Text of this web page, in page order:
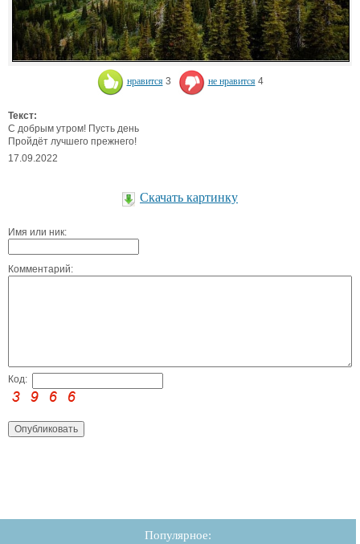
нравится 3 не нравится 4
Текст:
С добрым утром! Пусть день
Пройдёт лучшего прежнего!
17.09.2022
Скачать картинку
Имя или ник:
Комментарий:
Код:
Популярное: